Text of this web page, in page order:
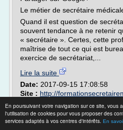
En poursuivant votre navigation sur ce site, vous
l'utilisation de cookies pour vous proposer des
services adaptés à vos centres d'intérêts. En
Le métier de secrétaire
Quand il est question de
souvent tendance à ne retenir
« secrétaire ». Certes, cette
maîtrise de tout ce qui est
exercice de secrétariat,...
Lire la suite
Date: 2017-09-15 17:08:58
Site : http://
Programme de la
médicale